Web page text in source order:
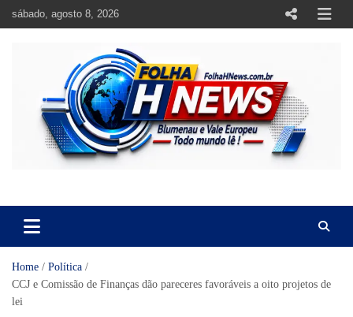
sábado, agosto 8, 2026
Home
Política
CCJ e Comissão de Finanças dão pareceres favoráveis a oito projetos de
lei